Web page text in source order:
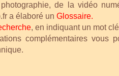
de la vidéo
a élaboré un Glossaire.
, en indiquant un mot
complémentaires vous